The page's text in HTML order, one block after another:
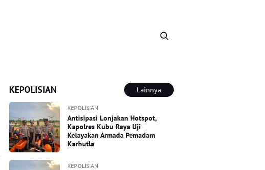
KEPOLISIAN Lainnya
KEPOLISIAN
Antisipasi Lonjakan Hotspot,
Kapolres Kubu Raya Uji
Kelayakan Armada Pemadam
Karhutla
KEPOLISIAN